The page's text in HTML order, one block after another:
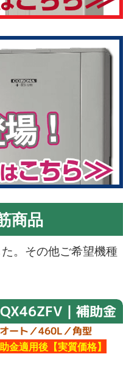
商品
。その他ご希望機種
｜補助金
ート／460L／角型
金適用後【実質価格】